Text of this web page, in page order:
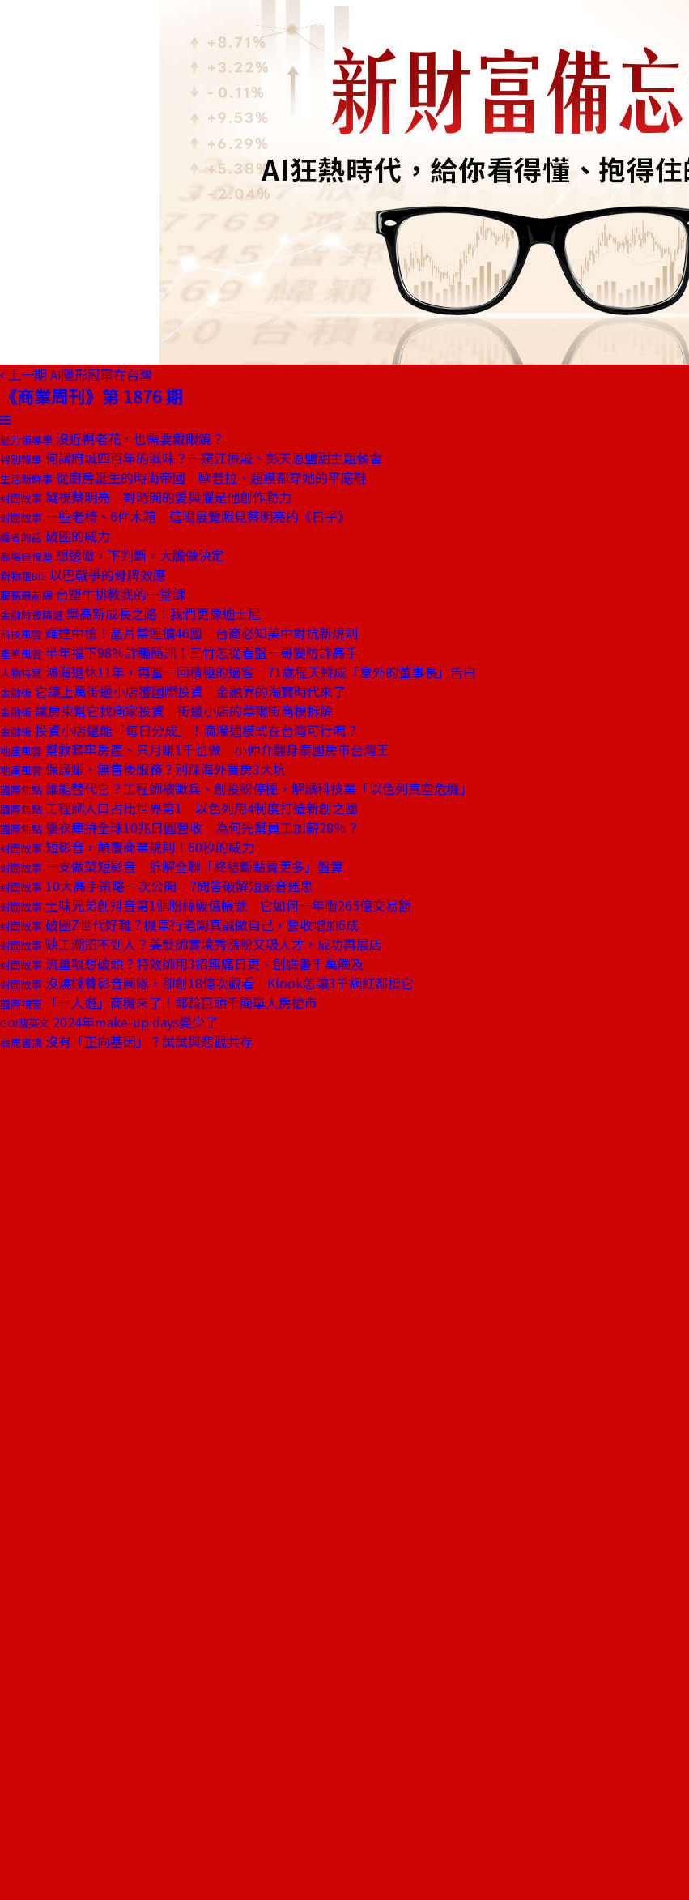
上一期 AI隱形冠軍在台灣
《商業周刊》第 1876 期
魅力領導學 沒近視老花，也需要戴眼鏡？
特別報導 何謂府城四百年的滋味？一窺江振誠、彭天恩鹽甜主題餐會
生活新鮮事 從廚房誕生的時尚帝國 歐普拉、超模都穿她的平底鞋
封面故事 凝視蔡明亮 對時間的愛與懼是他創作動力
封面故事 一些老椅、6件木箱 這場展覽照見蔡明亮的《日子》
編者的話 破圈的威力
商場自慢塾 想透徹，下判斷，大膽做決定
新物種Biz 以巴戰爭的骨牌效應
服務最前線 台塑牛排教我的一堂課
金融時報精選 樂高新成長之路：我們更像迪士尼
科技風雲 輝達中槍！晶片禁運擴46國 台商必知美中對抗新規則
產業風雲 半年擋下98％詐騙簡訊！三竹怎從看盤一哥變防詐高手
人物特寫 鴻海退休11年，再當一回積極的過客 71歲程天縱成「意外的董事長」告白
金融街 它讓上萬街邊小店獲國際投資 金融界的淘寶時代來了
金融街 讓房東幫它找商家投資 街邊小店的華爾街商模拆解
金融街 投資小店還能「每日分成」！滴灌通模式在台灣可行嗎？
地產風雲 幫救套牢房產、只月賺1千也做 小仲介翻身泰國房市台灣王
地產風雲 保證賺、無售後服務？別踩海外買房3大坑
國際焦點 誰能替代它？工程師被徵兵、創投紛停擺，解讀科技業「以色列真空危機」
國際焦點 工程師人口占比世界第1 以色列用4制度打造新創之國
國際焦點 優衣庫拚全球10兆日圓營收 為何先幫員工加薪28％？
封面故事 短影音，顛覆商業規則！60秒的威力
封面故事 一支做菜短影音 拆解全聯「終結斷點賣更多」盤算
封面故事 10大高手策略一次公開 7問答破解短影音迷思
封面故事 土味兄弟創抖音第1個粉絲破億帳號 它如何一年衝265億交易額
封面故事 破圈Z世代好難？機車行老闆真誠做自己，營收增加6成
封面故事 缺工潮招不到人？美髮師實境秀漲粉又吸人才，成功再展店
封面故事 流量哏想破頭？特效師用3招無痛日更、創臉書千萬觸及
封面故事 沒燒錢養影音團隊，卻創18億次觀看 Klook怎讓3千網紅都挺它
國際視窗 「一人遊」商機來了！郵輪巨頭千間單人房搶市
GO!溜英文 2024年make-up days變少了
商周書摘 沒有「正向基因」？試試與悲觀共存